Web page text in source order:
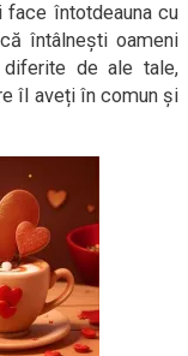
întotdeauna cu
întâlnești oameni
de ale tale,
îl aveți în comun și